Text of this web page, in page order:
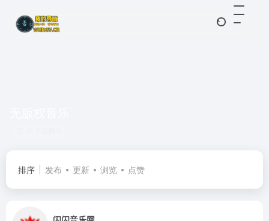
排序 发布 更新 浏览 点赞